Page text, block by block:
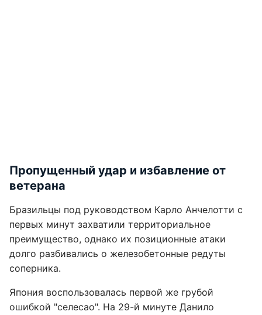
Пропущенный удар и избавление от
ветерана
Бразильцы под руководством Карло Анчелотти с
первых минут захватили территориальное
преимущество, однако их позиционные атаки
долго разбивались о железобетонные редуты
соперника.
Япония воспользовалась первой же грубой
ошибкой "селесао". На 29-й минуте Данило